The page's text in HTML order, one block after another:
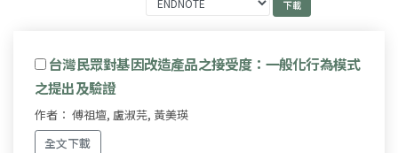
台灣民眾對基因改造產品之接受度：一般化行為模式
之提出及驗證
作者： 傅祖壇, 盧淑芫, 黃美瑛
全文下載